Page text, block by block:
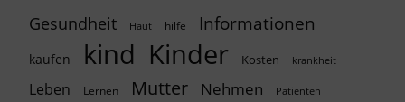
Gesundheit
Haut hilfe Informationen
kaufen kind Kinder Kosten krankheit
Leben Lernen Mutter Nehmen Patienten